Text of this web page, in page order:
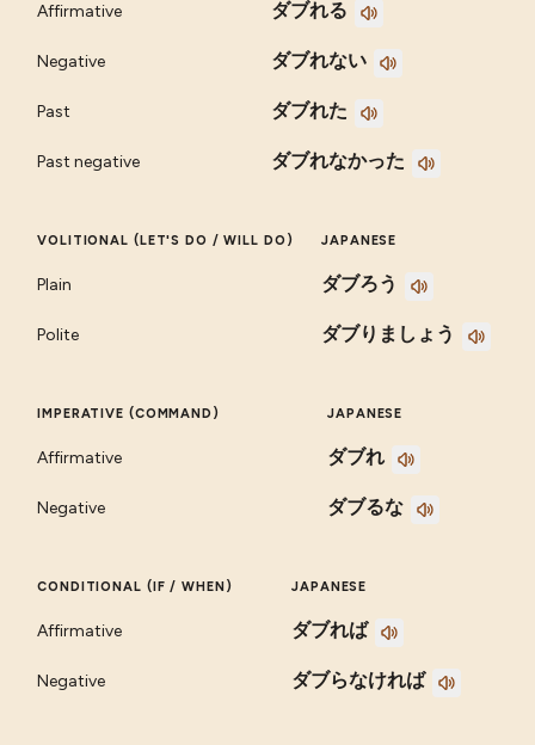
Affirmative ダブれる
Negative ダブれない
Past ダブれた
Past negative ダブれなかった
VOLITIONAL (LET'S DO / WILL DO) JAPANESE
Plain ダブろう
Polite ダブりましょう
IMPERATIVE (COMMAND) JAPANESE
Affirmative ダブれ
Negative ダブるな
CONDITIONAL (IF / WHEN) JAPANESE
Affirmative ダブれば
Negative ダブらなければ